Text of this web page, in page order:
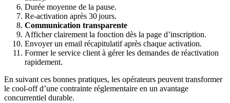
Durée moyenne de la pause.
Re‑activation après 30 jours.
Communication transparente
Afficher clairement la fonction dès la page d’inscription.
Envoyer un email récapitulatif après chaque activation.
Former le service client à gérer les demandes de réactivation
rapidement.
En suivant ces bonnes pratiques, les opérateurs peuvent transformer
le cool‑off d’une contrainte réglementaire en un avantage
concurrentiel durable.